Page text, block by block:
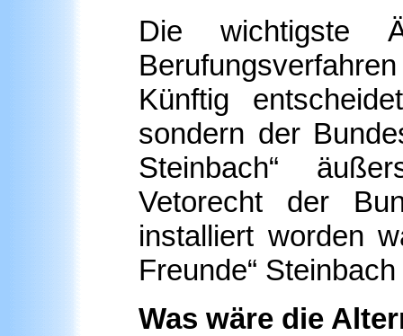
Die wichtigste
Künftig
sondern der
Steinbach“
Vetorecht der
installiert worden
Freunde“
Was wäre die